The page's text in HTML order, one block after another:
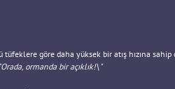
göre daha yüksek bir atış hızına
ormanda bir açıklık!\"